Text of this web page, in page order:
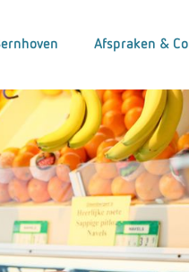
Afspraken &